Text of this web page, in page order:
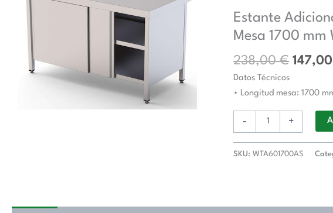
Estante
Mesa 1700 mm
238,00€
era:
Datos Técnicos
• Longitud mesa: 1700
-
Inoxidable
Para
De
Trabajo
Fondo
600
Longitud
De
+
SKU:WTA601700AS